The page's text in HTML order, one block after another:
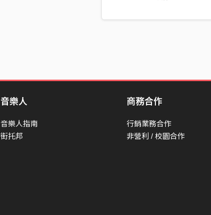
音樂人
音樂人指南
街托邦
商務合作
行銷業務合作
非營利 / 校園合作